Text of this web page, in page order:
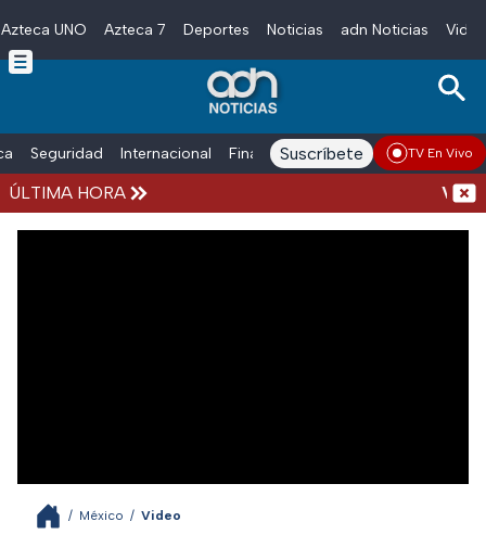
Skip to main content
Azteca UNO Azteca 7 Deportes Noticias adn Noticias
Seguridad Internacional Finanzas adn Noticias Radio
Suscríbete TV En Vivo
ÚLTIMA HORA
/ México / Video